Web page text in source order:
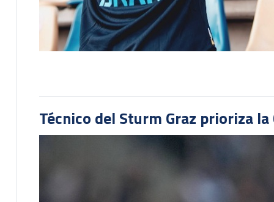
Técnico del Sturm Graz prioriza